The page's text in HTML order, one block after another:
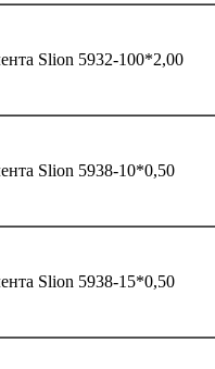
Slion 5932-100*2,00
Slion 5938-10*0,50
Slion 5938-15*0,50